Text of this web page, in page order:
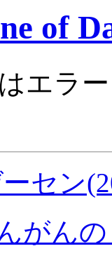
of
エラ
セン
がん